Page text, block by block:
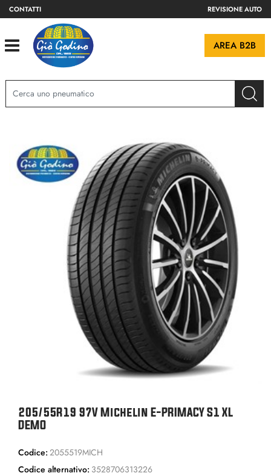
CONTATTI REVISIONE AUTO
Open AREA B2B
205/55R19 97V Michelin E-PRIMACY S1 XL
DEMO
Codice: 2055519MICH
Codice alternativo: 3528706313226